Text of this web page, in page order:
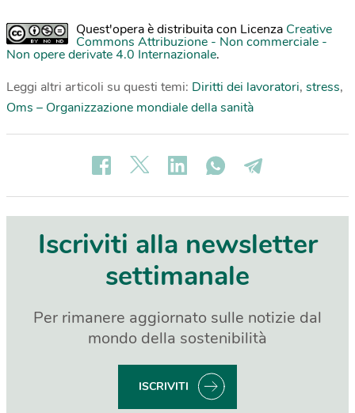
Quest'opera è distribuita con Licenza Creative
Commons Attribuzione - Non commerciale -
Non opere derivate 4.0 Internazionale.
Leggi altri articoli su questi temi: Diritti dei lavoratori, stress,
Oms – Organizzazione mondiale della sanità
Iscriviti alla newsletter
settimanale
Per rimanere aggiornato sulle notizie dal
mondo della sostenibilità
ISCRIVITI